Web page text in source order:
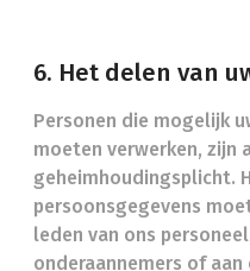
6. Het delen van
Personen die mogelijk
moeten verwerken, zijn
geheimhoudingsplicht.
persoonsgegevens
leden van ons
onderaannemers of